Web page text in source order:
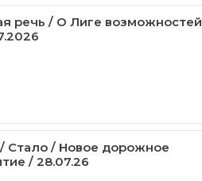
речь / О Лиге возможностей
Стало / Новое дорожное
/ 28.07.26